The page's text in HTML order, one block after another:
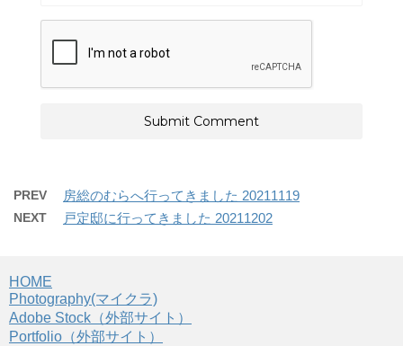
PREV 房総のむらへ行ってきました 20211119
NEXT 戸定邸に行ってきました 20211202
HOME
Photography(マイクラ)
Adobe Stock（外部サイト）
Portfolio（外部サイト）